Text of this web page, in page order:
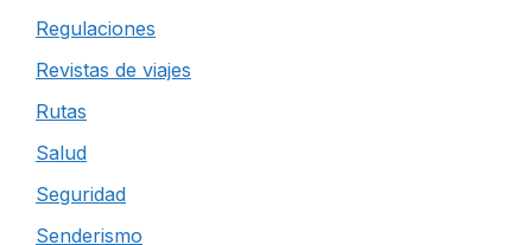
Regulaciones
Revistas de viajes
Rutas
Salud
Seguridad
Senderismo